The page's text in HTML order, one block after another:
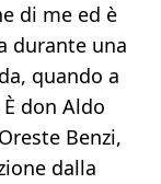
di me ed è
durante una
quando a
don Aldo
Benzi,
dalla